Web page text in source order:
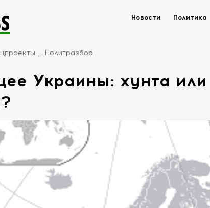
Новости Политика
Политразбор
Украины: хунта